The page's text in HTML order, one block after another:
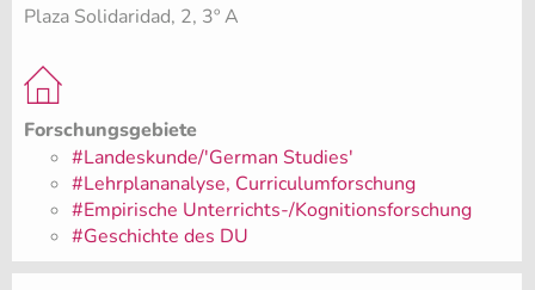
Plaza Solidaridad, 2, 3º A
Forschungsgebiete
#Landeskunde/'German Studies'
#Lehrplananalyse, Curriculumforschung
#Empirische Unterrichts-/Kognitionsforschung
#Geschichte des DU